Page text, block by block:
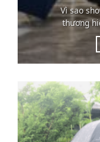
Vì sao
thương